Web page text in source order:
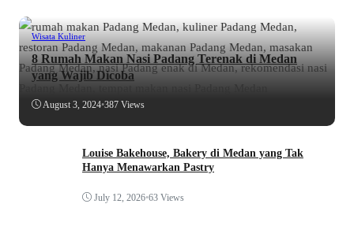
Wisata Kuliner
8 Rumah Makan Nasi Padang Terenak di Medan
yang Wajib Dicoba
August 3, 2024•387 Views
Louise Bakehouse, Bakery di Medan yang Tak
Hanya Menawarkan Pastry
July 12, 2026•63 Views